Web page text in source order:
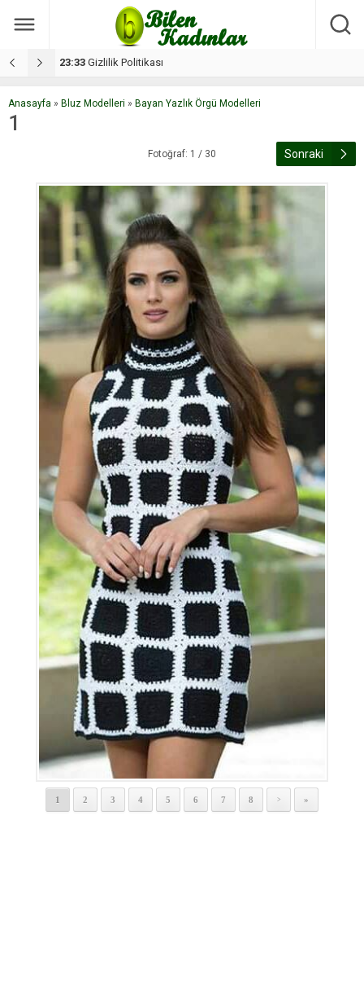
17:08 Dilan, düğününe 5 gün kala hayatını kaybetti
Anasayfa » Bluz Modelleri » Bayan Yazlık Örgü Modelleri
1
Fotoğraf: 1 / 30 Sonraki
1 2 3 4 5 6 7 8 > »